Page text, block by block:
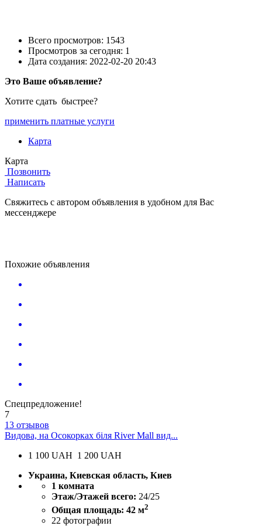
Всего просмотров: 1543
Просмотров за сегодня: 1
Дата создания: 2022-02-20 20:43
Это Ваше объявление?
Хотите сдать быстрее?
применить платные услуги
Карта
Карта
Позвонить
Написать
Свяжитесь с автором объявления в удобном для Вас
мессенджере
Похожие объявления
Спецпредложение!
7
13 отзывов
Видова, на Осокорках біля River Mall вид...
1 100 UAH 1 200 UAH
Украина, Киевская область, Киев
1 комната
Этаж/Этажей всего: 24/25
Общая площадь: 42 м2
22 фотографии